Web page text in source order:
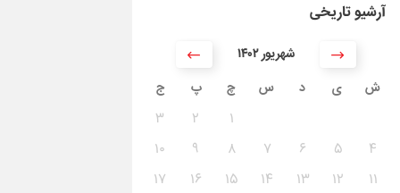
آرشیو تاریخی
۱۴۰۲ شهریور
ش
ی د س چ پ ج
۱ ۲
۳
۴
۵ ۶ ۷ ۸ ۹
۱۰
۱۱
۱۲ ۱۳ ۱۴ ۱۵ ۱۶
۱۷